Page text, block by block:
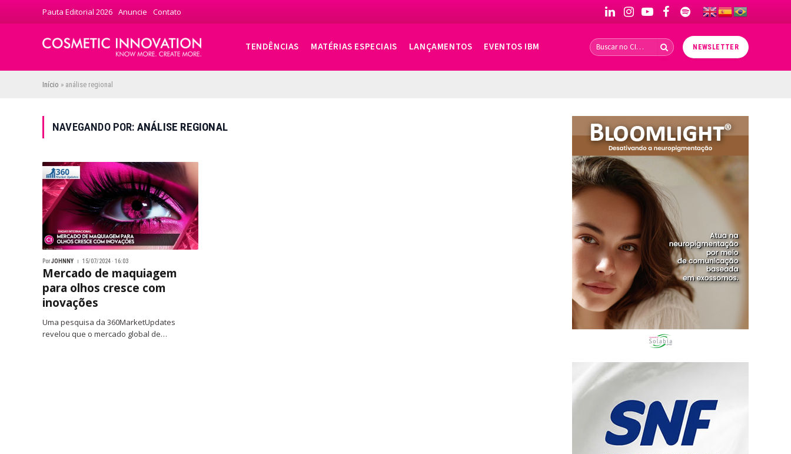
Pauta Editorial 2026 Anuncie Contato LinkedInInstagramYouTubeFacebookSpotify
TENDÊNCIAS MATÉRIAS ESPECIAIS LANÇAMENTOS EVENTOS IBM NEWSLETTER
Início » análise regional
NAVEGANDO POR: ANÁLISE REGIONAL
PorJOHNNY 15/07/2024 · 16:03
Mercado de maquiagem
para olhos cresce com
inovações
Uma pesquisa da 360MarketUpdates
revelou que o mercado global de…